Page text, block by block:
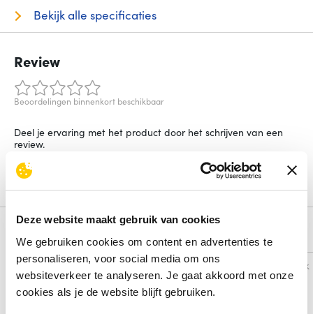
Deze website maakt gebruik van cookies
We gebruiken cookies om content en advertenties te
personaliseren, voor social media om ons
websiteverkeer te analyseren. Je gaat akkoord met onze
cookies als je de website blijft gebruiken.
Bekijk alle specificaties
Review
Beoordelingen binnenkort beschikbaar
Deel je ervaring met het product door het schrijven van een
review.
Schrijf een review
Alternatieven
Vergelijk Vergelijk